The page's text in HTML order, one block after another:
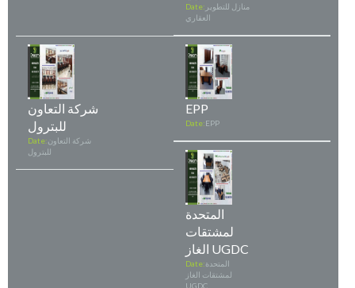
Date: منازل للتطوير
العقاري
شركة التعاون
للبترول
Date:شركة التعاون
للبترول
EPP
Date:EPP
المتحدة
لمشتقات
الغاز UGDC
Date:المتحدة
لمشتقات الغاز
UGDC